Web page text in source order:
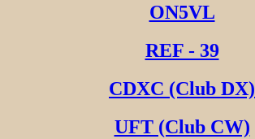
ON5VL
REF - 39
CDXC (Club DX)
UFT (Club CW)